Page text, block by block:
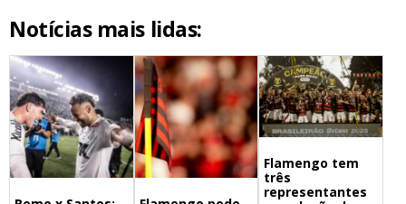
Notícias mais lidas:
Flamengo tem
três
representantes